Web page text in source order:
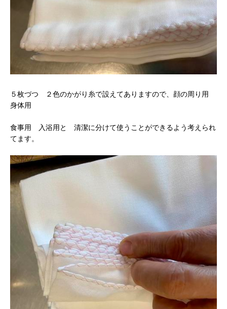
５枚づつ ２色のかがり糸で設えてありますので、顔の周り用
身体用
食事用 入浴用と 清潔に分けて使うことができるよう考えられ
てます。